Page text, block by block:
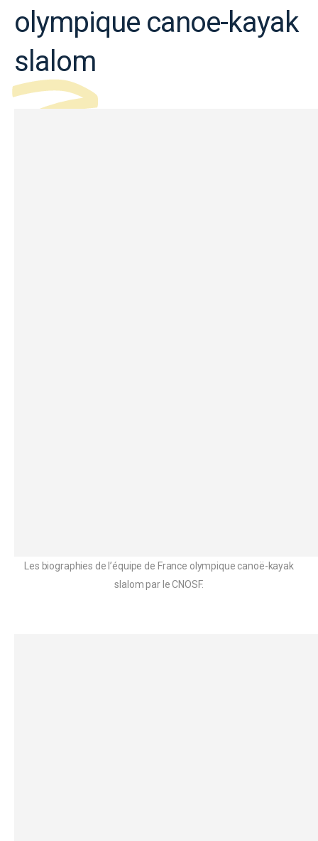
olympique canoe-kayak
slalom
Les biographies de l’équipe de France olympique canoë-kayak
slalom par le CNOSF.